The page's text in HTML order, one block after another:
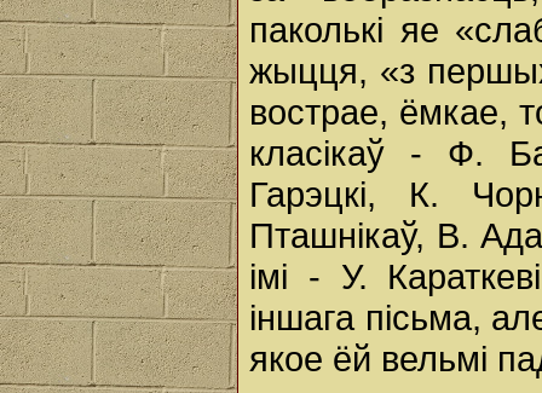
паколькі яе
жыцця, «з
вострае, ёмкае,
класікаў - Ф.
Гарэцкі, К.
Пташнікаў, В.
імі - У.
іншага пісьма,
якое ёй вельмі